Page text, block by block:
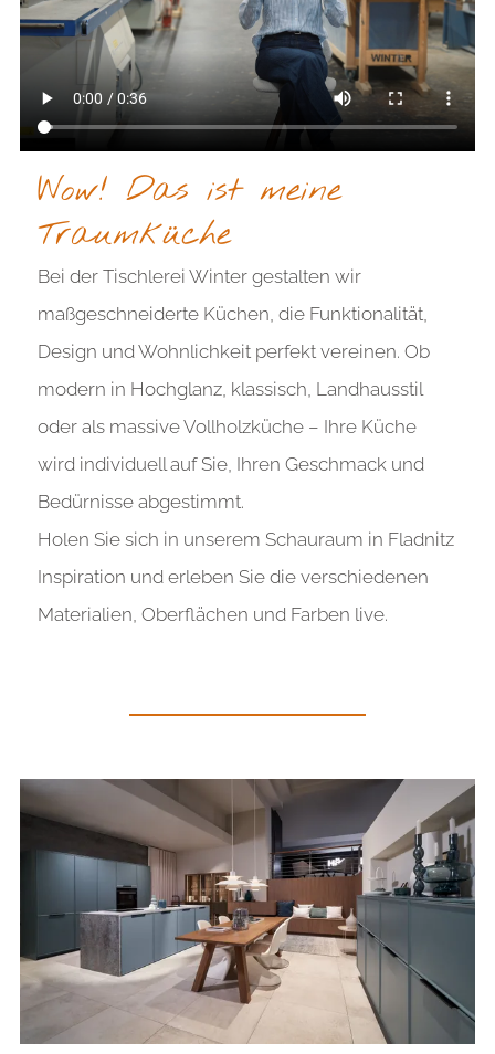
Wow! Das ist meine
Traumküche
Bei der Tischlerei Winter gestalten wir
maßgeschneiderte Küchen, die Funktionalität,
Design und Wohnlichkeit perfekt vereinen. Ob
modern in Hochglanz, klassisch, Landhausstil
oder als massive Vollholzküche – Ihre Küche
wird individuell auf Sie, Ihren Geschmack und
Bedürnisse abgestimmt.
Holen Sie sich in unserem Schauraum in Fladnitz
Inspiration und erleben Sie die verschiedenen
Materialien, Oberflächen und Farben live.